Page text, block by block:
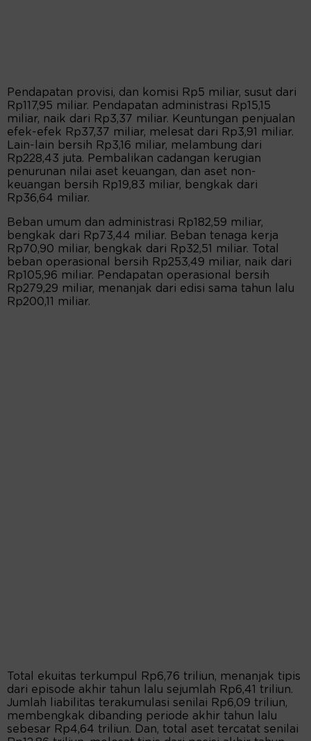
Pendapatan provisi, dan komisi Rp5 miliar, susut dari
Rp117,95 miliar. Pendapatan administrasi Rp15,15
miliar, naik dari Rp3,37 miliar. Keuntungan penjualan
efek-efek Rp37,37 miliar, melesat dari Rp3,91 miliar.
Lain-lain bersih Rp3,16 miliar, melambung dari
Rp228,43 juta. Pembalikan cadangan kerugian
penurunan nilai aset keuangan, dan aset non-
keuangan bersih Rp19,83 miliar, bengkak dari
Rp36,64 miliar.
Beban umum dan administrasi Rp182,59 miliar,
bengkak dari Rp73,44 miliar. Beban tenaga kerja
Rp70,90 miliar, bengkak dari Rp32,51 miliar. Total
beban operasional bersih Rp253,49 miliar, naik dari
Rp105,96 miliar. Pendapatan operasional bersih
Rp279,29 miliar, menanjak dari edisi sama tahun lalu
Rp200,11 miliar.
Total ekuitas terkumpul Rp6,76 triliun, menanjak tipis
dari episode akhir tahun lalu sejumlah Rp6,41 triliun.
Jumlah liabilitas terakumulasi senilai Rp6,09 triliun,
membengkak dibanding periode akhir tahun lalu
sebesar Rp4,64 triliun. Dan, total aset tercatat senilai